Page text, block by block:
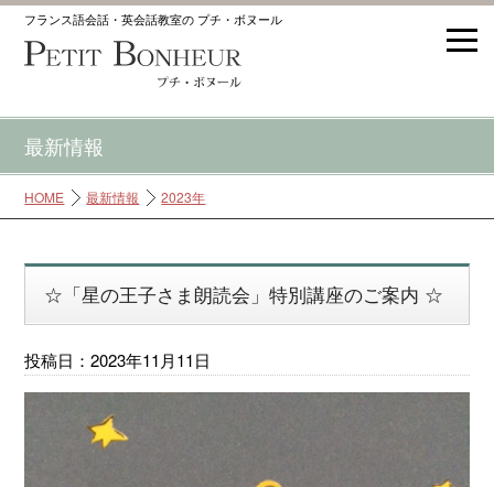
フランス語会話・英会話教室の プチ・ボヌール
最新情報
HOME 最新情報 2023年
☆「星の王子さま朗読会」特別講座のご案内 ☆
投稿日：2023年11月11日